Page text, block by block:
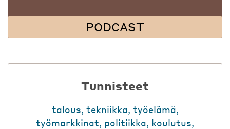
PODCAST
Tunnisteet
talous, tekniikka, työelämä,
työmarkkinat, politiikka, koulutus,